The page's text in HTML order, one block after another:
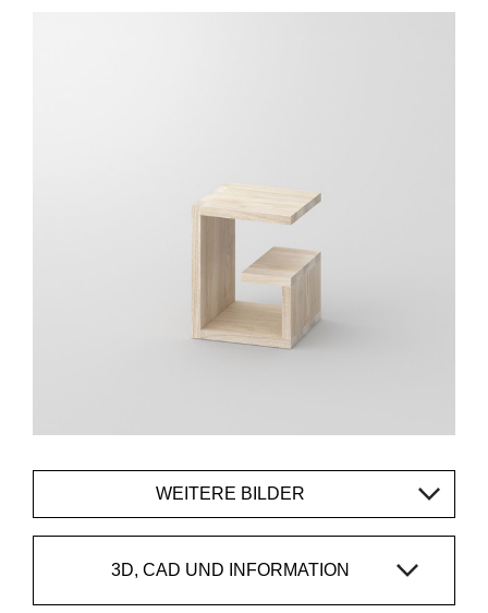
WEITERE BILDER
3D, CAD UND INFORMATION